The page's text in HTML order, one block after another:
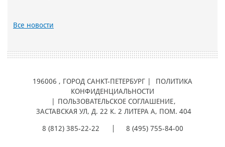
Все новости
196006 , ГОРОД САНКТ-ПЕТЕРБУРГ |
ПОЛИТИКА
КОНФИДЕНЦИАЛЬНОСТИ
ПОЛЬЗОВАТЕЛЬСКОЕ СОГЛАШЕНИЕ,
ЗАСТАВСКАЯ УЛ, Д. 22 К. 2 ЛИТЕРА А, ПОМ. 404
8 (812) 385-22-22 8 (495) 755-84-00